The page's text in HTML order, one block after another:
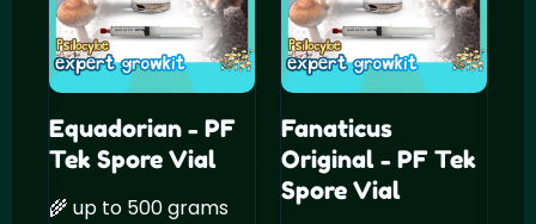
Equadorian - PF
Tek Spore Vial
🌾 up to 500 grams
Fanaticus
Original - PF Tek
Spore Vial